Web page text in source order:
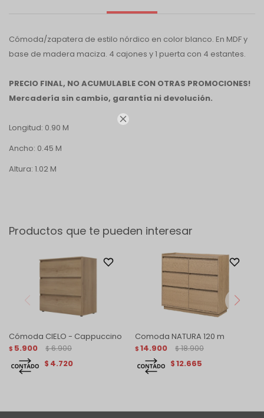

Cómoda/zapatera de estilo nórdico en color blanco. En MDF y
base de madera maciza. 4 cajones y 1 puerta con 4 estantes.
PRECIO FINAL, NO ACUMULABLE CON OTRAS PROMOCIONES!
Mercadería sin cambio, garantía ni devolución.
Longitud: 0.90 M
Ancho: 0.45 M
Altura: 1.02 M
Productos que te pueden interesar
Cómoda CIELO - Cappuccino
$ 5.900 $ 6.900
$ 4.720
Comoda NATURA 120 m
$ 14.900 $ 18.900
$12.665